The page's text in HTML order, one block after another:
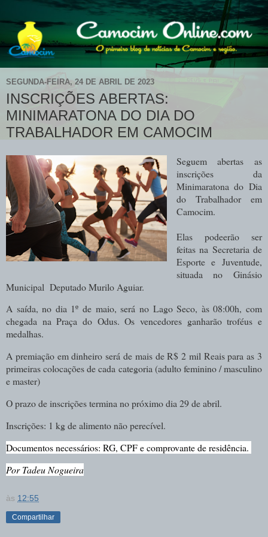
SEGUNDA-FEIRA, 24 DE ABRIL DE 2023
INSCRIÇÕES ABERTAS:
MINIMARATONA DO DIA DO
TRABALHADOR EM CAMOCIM
Seguem abertas as
inscrições da
Minimaratona do Dia
do Trabalhador em
Camocim.
Elas podeerão ser
feitas na Secretaria de
Esporte e Juventude,
situada no Ginásio
Municipal Deputado Murilo Aguiar.
A saída, no dia 1º de maio, será no Lago Seco, às 08:00h, com
chegada na Praça do Odus. Os vencedores ganharão troféus e
medalhas.
A premiação em dinheiro será de mais de R$ 2 mil Reais para as 3
primeiras colocações de cada categoria (adulto feminino / masculino
e master)
O prazo de inscrições termina no próximo dia 29 de abril.
Inscrições: 1 kg de alimento não perecível.
Documentos necessários: RG, CPF e comprovante de residência.
Por Tadeu Nogueira
às 12:55
Compartilhar